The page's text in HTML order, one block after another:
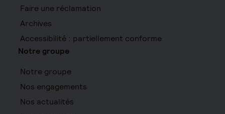
Faire une réclamation
Archives
Accessibilité : partiellement conforme
Notre groupe
Notre groupe
Nos engagements
Nos actualités